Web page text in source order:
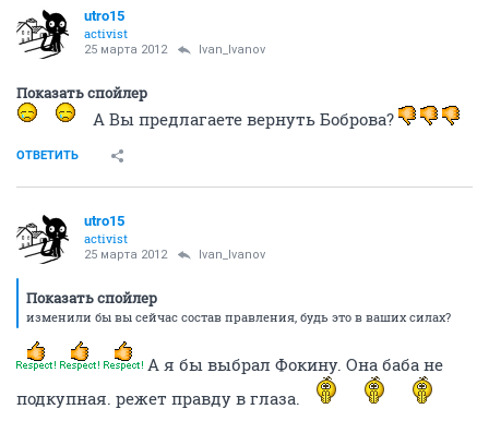
utro15
activist
25 марта 2012 Ivan_Ivanov
Показать спойлер
А Вы предлагаете вернуть Боброва?
ОТВЕТИТЬ
utro15
activist
25 марта 2012 Ivan_Ivanov
Показать спойлер
изменили бы вы сейчас состав правления, будь это в ваших силах?
А я бы выбрал Фокину. Она баба не
подкупная. режет правду в глаза.